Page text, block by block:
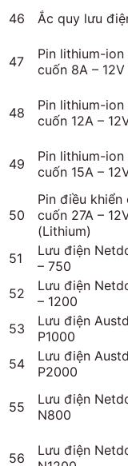
46 Ắc quy lưu
47
Pin lithium-ion
cuốn 8A – 12V
48
Pin lithium-ion
cuốn 12A –
49
Pin lithium-ion
cuốn 15A –
50
Pin điều khiển
cuốn 27A –
(Lithium)
51
Lưu điện
– 750
52
Lưu điện
– 1200
53
Lưu điện
P1000
54
Lưu điện
P2000
55
Lưu điện
N800
56
Lưu điện